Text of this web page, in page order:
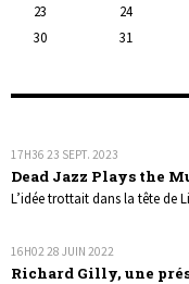
23
24
30
31
17H36 23 SEPT. 2023
Dead Jazz Plays the
L’idée trottait dans la tête de
16H02 28 JUIN 2022
Richard Gilly, une